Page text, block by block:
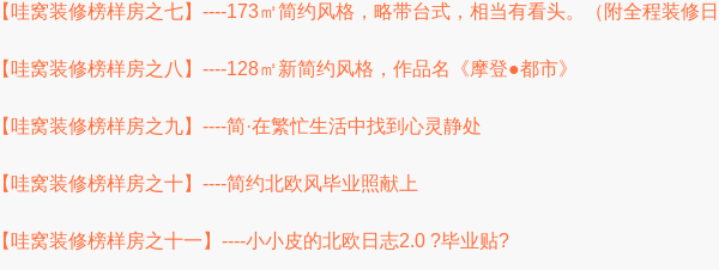
【哇窝装修榜样房之七】----173㎡简约风格，略带台式，相当有看头。（附全程装修
【哇窝装修榜样房之八】----128㎡新简约风格，作品名《摩登●都市》
【哇窝装修榜样房之九】----简·在繁忙生活中找到心灵静处
【哇窝装修榜样房之十】----简约北欧风毕业照献上
【哇窝装修榜样房之十一】----小小皮的北欧日志2.0 ?毕业贴?